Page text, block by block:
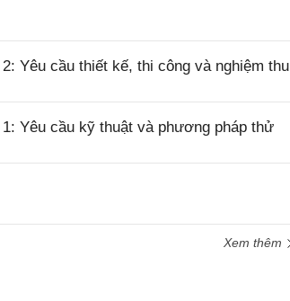
Yêu cầu thiết kế, thi công và nghiệm thu
Yêu cầu kỹ thuật và phương pháp thử
Xem thêm